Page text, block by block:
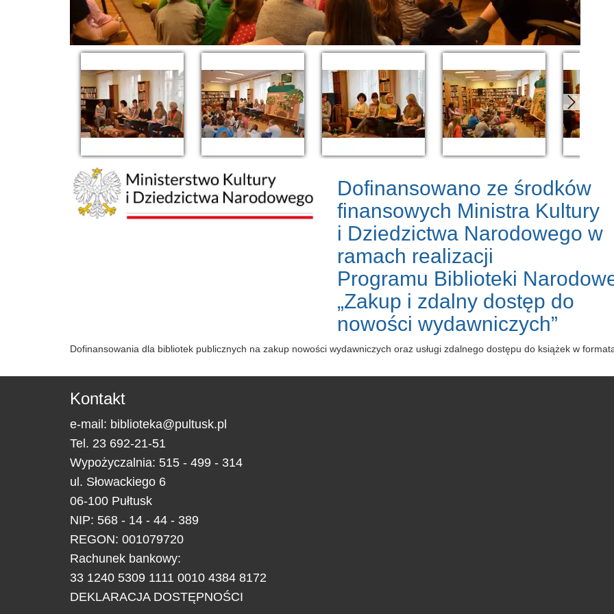
Dofinansowano ze środków
finansowych Ministra Kultury
i Dziedzictwa Narodowego w
ramach realizacji
Programu Biblioteki
„Zakup i zdalny dostęp do
nowości wydawniczych”
Dofinansowania dla bibliotek publicznych na zakup nowości wydawniczych oraz usługi zdalnego dostępu do książek w
Kontakt
e-mail: biblioteka@pultusk.pl
Tel. 23 692-21-51
Wypożyczalnia: 515 - 499 - 314
ul. Słowackiego 6
06-100 Pułtusk
NIP: 568 - 14 - 44 - 389
REGON: 001079720
Rachunek bankowy:
33 1240 5309 1111 0010 4384 8172
DEKLARACJA DOSTĘPNOŚCI